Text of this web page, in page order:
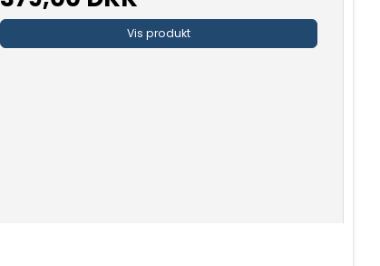
Vis produkt